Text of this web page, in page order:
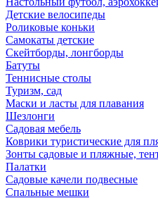
Детские велосипеды
Роликовые коньки
Самокаты детские
Скейтборды, лонгборды
Батуты
Теннисные столы
Туризм, сад
Маски и ласты для плавания
Шезлонги
Садовая мебель
Коврики туристические для
Зонты садовые и пляжные,
Палатки
Садовые качели подвесные
Спальные мешки